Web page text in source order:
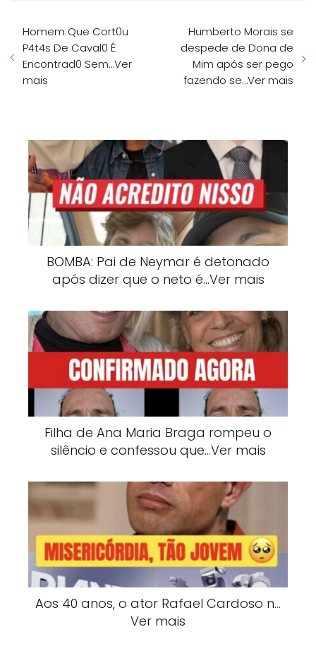
Homem Que Cort0u
P4t4s De Caval0 É
Encontrad0 Sem…Ver
mais
Humberto Morais se
despede de Dona de
Mim após ser pego
fazendo se…Ver mais
BOMBA: Pai de Neymar é detonado
após dizer que o neto é…Ver mais
Filha de Ana Maria Braga rompeu o
silêncio e confessou que…Ver mais
Aos 40 anos, o ator Rafael Cardoso n…
Ver mais